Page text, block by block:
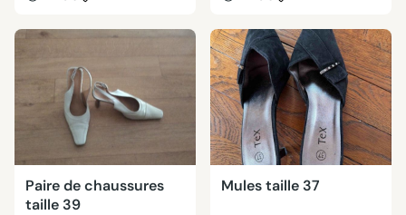
Paire de chaussures
taille 39
Mules taille 37